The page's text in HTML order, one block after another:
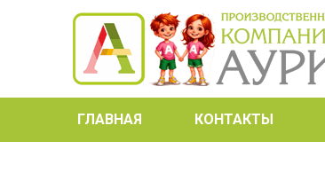
ГЛАВНАЯ КОНТАКТЫ